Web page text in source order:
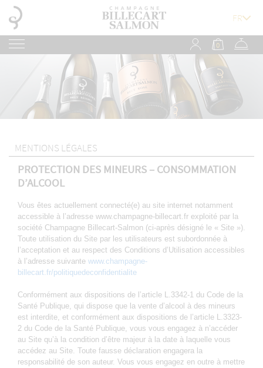
0
MENTIONS LÉGALES
PROTECTION DES MINEURS – CONSOMMATION
D’ALCOOL
Vous êtes actuellement connecté(e) au site internet notamment
accessible à l’adresse www.champagne-billecart.fr exploité par la
société Champagne Billecart-Salmon (ci-après désigné le « Site »).
Toute utilisation du Site par les utilisateurs est subordonnée à
l’acceptation et au respect des Conditions d’Utilisation accessibles
à l’adresse suivante www.champagne-
billecart.fr/politiquedeconfidentialite
Conformément aux dispositions de l’article L.3342-1 du Code de la
Santé Publique, qui dispose que la vente d’alcool à des mineurs
est interdite, et conformément aux dispositions de l’article L.3323-
2 du Code de la Santé Publique, vous vous engagez à n’accéder
au Site qu’à la condition d’être majeur à la date à laquelle vous
accédez au Site. Toute fausse déclaration engagera la
responsabilité de son auteur. Vous vous engagez en outre à mettre